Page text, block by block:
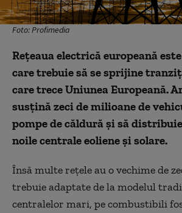
Foto: Profimedia
Rețeaua electrică europeană
care trebuie să se sprijine
care trece Uniunea Europeană.
susțină zeci de milioane de
pompe de căldură și să
noile centrale eoliene și solare.
Însă multe rețele au o vechime de
trebuie adaptate de la modelul
centralelor mari, pe combustibili